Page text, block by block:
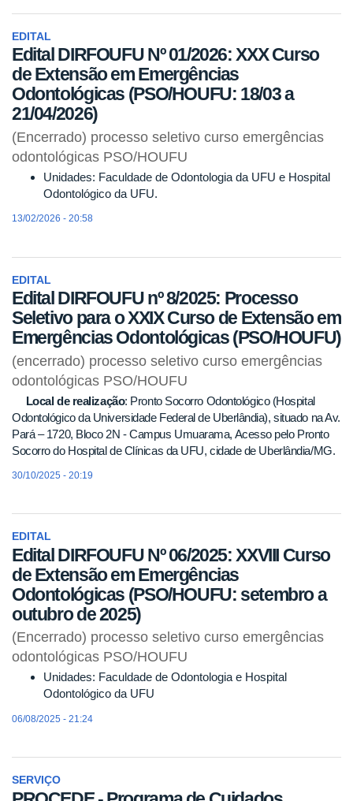
EDITAL
Edital DIRFOUFU Nº 01/2026: XXX Curso
de Extensão em Emergências
Odontológicas (PSO/HOUFU: 18/03 a
21/04/2026)
(Encerrado) processo seletivo curso emergências
odontológicas PSO/HOUFU
Unidades: Faculdade de Odontologia da UFU e Hospital
Odontológico da UFU.
13/02/2026 - 20:58
EDITAL
Edital DIRFOUFU nº 8/2025: Processo
Seletivo para o XXIX Curso de Extensão em
Emergências Odontológicas (PSO/HOUFU)
(encerrado) processo seletivo curso emergências
odontológicas PSO/HOUFU
Local de realização: Pronto Socorro Odontológico (Hospital
Odontológico da Universidade Federal de Uberlândia), situado na Av.
Pará – 1720, Bloco 2N - Campus Umuarama, Acesso pelo Pronto
Socorro do Hospital de Clínicas da UFU, cidade de Uberlândia/MG.
30/10/2025 - 20:19
EDITAL
Edital DIRFOUFU Nº 06/2025: XXVIII Curso
de Extensão em Emergências
Odontológicas (PSO/HOUFU: setembro a
outubro de 2025)
(Encerrado) processo seletivo curso emergências
odontológicas PSO/HOUFU
Unidades: Faculdade de Odontologia e Hospital
Odontológico da UFU
06/08/2025 - 21:24
SERVIÇO